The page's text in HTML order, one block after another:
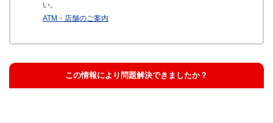
い。
ATM・店舗のご案内
この情報により問題解決できましたか？